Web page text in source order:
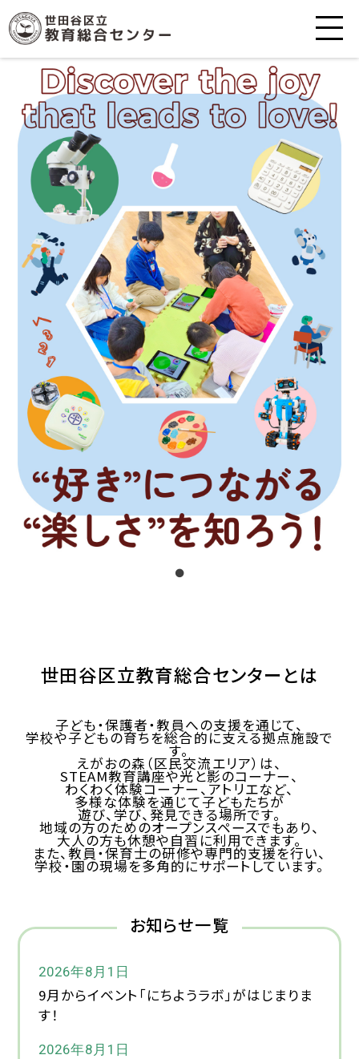
1
世田谷区立教育総合センターとは
子ども・保護者・教員への支援を通じて、
学校や子どもの育ちを総合的に支える拠点施設で
す。
えがおの森（区民交流エリア）は、
STEAM教育講座や光と影のコーナー、
わくわく体験コーナー、アトリエなど、
多様な体験を通じて子どもたちが
遊び、学び、発見できる場所です。
地域の方のためのオープンスペースでもあり、
大人の方も休憩や自習に利用できます。
また、教員・保育士の研修や専門的支援を行い、
学校・園の現場を多角的にサポートしています。
お知らせ一覧
2026年8月1日
9月からイベント「にちようラボ」がはじまりま
す！
2026年8月1日